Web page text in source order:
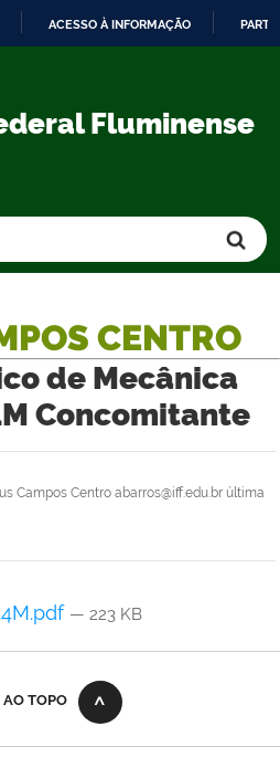
CONTEÚDO
ACESSO À INFORMAÇÃO
Fluminense
CENTRO
de Mecânica
Concomitante
Campos Centro abarros@iff.edu.br última
— 223 KB
AO TOPO